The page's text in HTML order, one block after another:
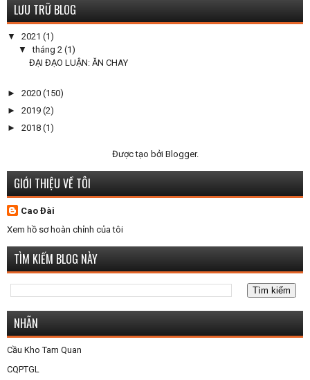
LƯU TRỮ BLOG
▼ 2021 (1)
▼tháng 2 (1)
ĐẠI ĐẠO LUẬN: ĂN CHAY
► 2020 (150)
► 2019 (2)
► 2018 (1)
Được tạo bởi Blogger.
GIỚI THIỆU VỀ TÔI
Cao Đài
Xem hồ sơ hoàn chỉnh của tôi
TÌM KIẾM BLOG NÀY
NHÃN
Cầu Kho Tam Quan
CQPTGL